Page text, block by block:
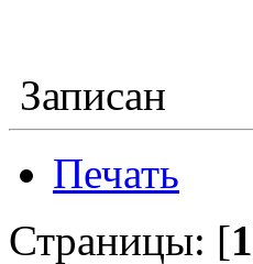
Записан
Печать
Страницы: [1